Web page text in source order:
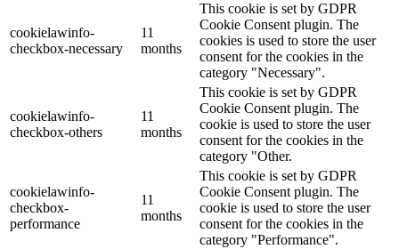
cookielawinfo-
checkbox-necessary
11
months
This cookie is set by GDPR
Cookie Consent plugin. The
cookies is used to store the user
consent for the cookies in the
category "Necessary".
cookielawinfo-
checkbox-others
11
months
This cookie is set by GDPR
Cookie Consent plugin. The
cookie is used to store the user
consent for the cookies in the
category "Other.
cookielawinfo-
checkbox-
performance
11
months
This cookie is set by GDPR
Cookie Consent plugin. The
cookie is used to store the user
consent for the cookies in the
category "Performance".